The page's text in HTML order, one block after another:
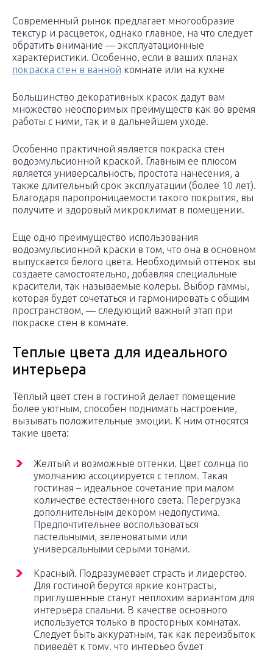
Современный рынок предлагает многообразие
текстур и расцветок, однако главное, на что следует
обратить внимание — эксплуатационные
характеристики. Особенно, если в ваших планах
покраска стен в ванной комнате или на кухне
Большинство декоративных красок дадут вам
множество неоспоримых преимуществ как во время
работы с ними, так и в дальнейшем уходе.
Особенно практичной является покраска стен
водоэмульсионной краской. Главным ее плюсом
является универсальность, простота нанесения, а
также длительный срок эксплуатации (более 10 лет).
Благодаря паропроницаемости такого покрытия, вы
получите и здоровый микроклимат в помещении.
Еще одно преимущество использования
водоэмульсионной краски в том, что она в основном
выпускается белого цвета. Необходимый оттенок вы
создаете самостоятельно, добавляя специальные
красители, так называемые колеры. Выбор гаммы,
которая будет сочетаться и гармонировать с общим
пространством, — следующий важный этап при
покраске стен в комнате.
Теплые цвета для идеального
интерьера
Тёплый цвет стен в гостиной делает помещение
более уютным, способен поднимать настроение,
вызывать положительные эмоции. К ним относятся
такие цвета:
Желтый и возможные оттенки. Цвет солнца по
умолчанию ассоциируется с теплом. Такая
гостиная – идеальное сочетание при малом
количестве естественного света. Перегрузка
дополнительным декором недопустима.
Предпочтительнее воспользоваться
пастельными, зеленоватыми или
универсальными серыми тонами.
Красный. Подразумевает страсть и лидерство.
Для гостиной берутся яркие контрасты,
приглушенные станут неплохим вариантом для
интерьера спальни. В качестве основного
используется только в просторных комнатах.
Следует быть аккуратным, так как переизбыток
приведёт к тому, что интерьер будет